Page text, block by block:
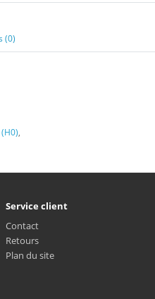
(0)
,
Service client
Contact
Retours
Plan du site